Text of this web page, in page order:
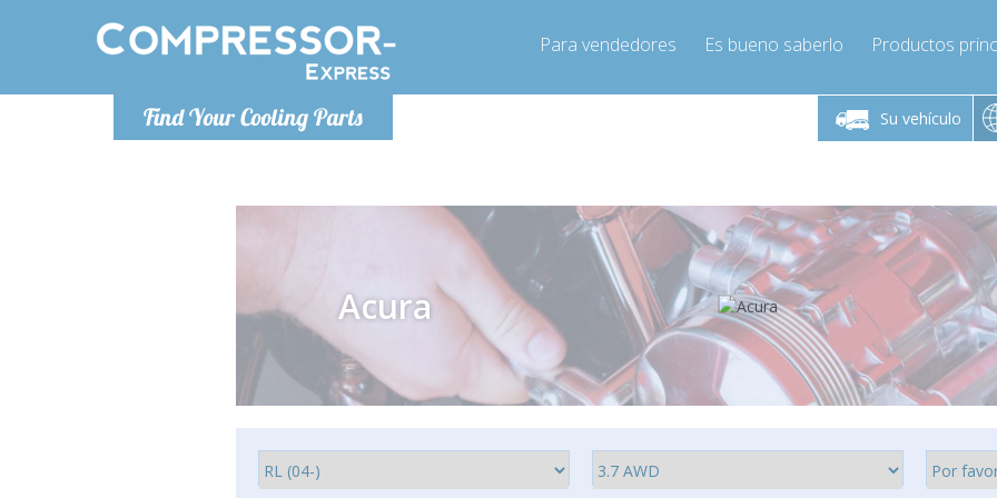
Find Your Cooling Parts
Para vendedores Es bueno saberlo Productos
Su vehículo
De lunes a viernes de 9:00 a De lunes a viernes de 9:00 a
16:00
Info@compressor-express.es
De lunes a
Acura